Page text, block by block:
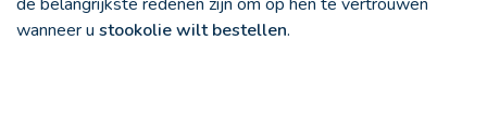
wanneer u stookolie wilt bestellen.